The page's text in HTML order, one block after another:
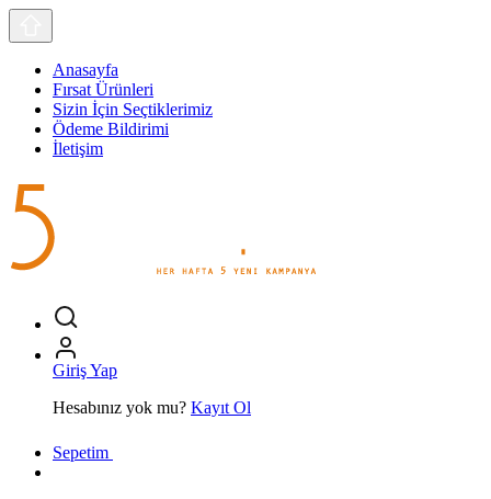
Anasayfa
Fırsat Ürünleri
Sizin İçin Seçtiklerimiz
Ödeme Bildirimi
İletişim
Giriş Yap
Hesabınız yok mu? Kayıt Ol
Sepetim